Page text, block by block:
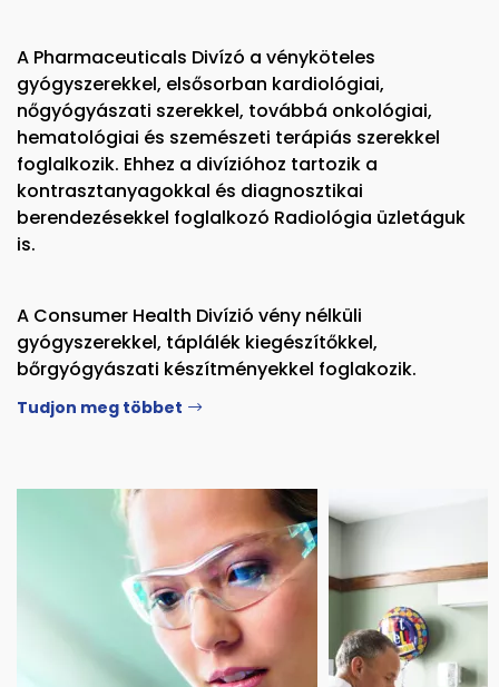
A Pharmaceuticals Divízó a vényköteles
gyógyszerekkel, elsősorban kardiológiai,
nőgyógyászati szerekkel, továbbá onkológiai,
hematológiai és szemészeti terápiás szerekkel
foglalkozik. Ehhez a divízióhoz tartozik a
kontrasztanyagokkal és diagnosztikai
berendezésekkel foglalkozó Radiológia üzletáguk
is.
A Consumer Health Divízió vény nélküli
gyógyszerekkel, táplálék kiegészítőkkel,
bőrgyógyászati készítményekkel foglakozik.
Tudjon meg többet